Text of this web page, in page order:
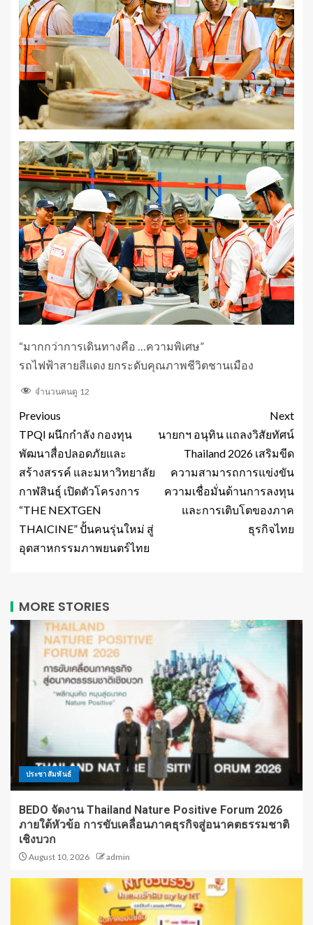
“มากกว่าการเดินทางคือ …ความพิเศษ”
รถไฟฟ้าสายสีแดง ยกระดับคุณภาพชีวิตชานเมือง
จำนวนคนดู 12
Previous
TPQI ผนึกกำลัง กองทุน
พัฒนาสื่อปลอดภัยและ
สร้างสรรค์ และมหาวิทยาลัย
กาฬสินธุ์ เปิดตัวโครงการ
“THE NEXTGEN
THAICINE” ปั้นคนรุ่นใหม่ สู่
อุตสาหกรรมภาพยนตร์ไทย
Next
นายกฯ อนุทิน แถลงวิสัยทัศน์
Thailand 2026 เสริมขีด
ความสามารถการแข่งขัน
ความเชื่อมั่นด้านการลงทุน
และการเติบโตของภาค
ธุรกิจไทย
MORE STORIES
ประชาสัมพันธ์
BEDO จัดงาน Thailand Nature Positive Forum 2026
ภายใต้หัวข้อ การขับเคลื่อนภาคธุรกิจสู่อนาคตธรรมชาติ
เชิงบวก
August 10, 2026 admin